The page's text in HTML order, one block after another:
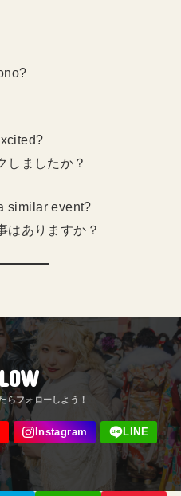
ましたか？
similar event?
ありますか？